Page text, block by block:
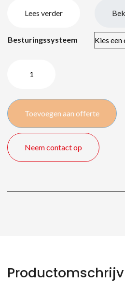
Lees verder
Besturingssysteem
Surface
4
-
i5/128GB/12"
quantity
Toevoegen aan offerte
Neem contact op